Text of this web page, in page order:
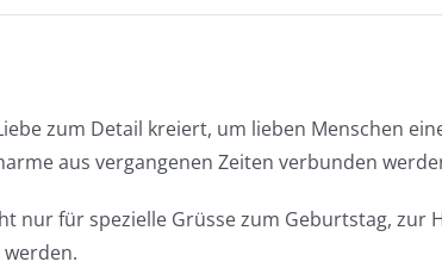
zum Detail kreiert, um lieben Menschen
aus vergangenen Zeiten verbunden
nur für spezielle Grüsse zum Geburtstag,